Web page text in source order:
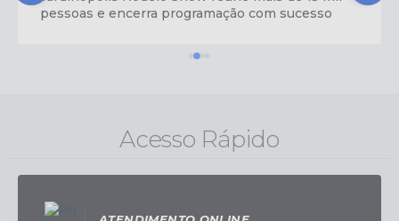
pessoas e encerra programação com sucesso
Acesso Rápido